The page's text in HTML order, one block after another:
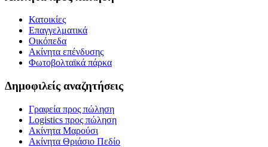
Κατοικίες
Επαγγελματικά
Οικόπεδα
Ακίνητα επένδυσης
Φωτοβολταϊκά πάρκα
Δημοφιλείς αναζητήσεις
Γραφεία προς πώληση
Logistics προς πώληση
Ακίνητα Μαρούσι
Ακίνητα Θριάσιο Πεδίο